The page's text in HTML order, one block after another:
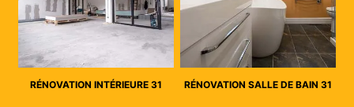
RÉNOVATION INTÉRIEURE 31 RÉNOVATION SALLE DE BAIN 31